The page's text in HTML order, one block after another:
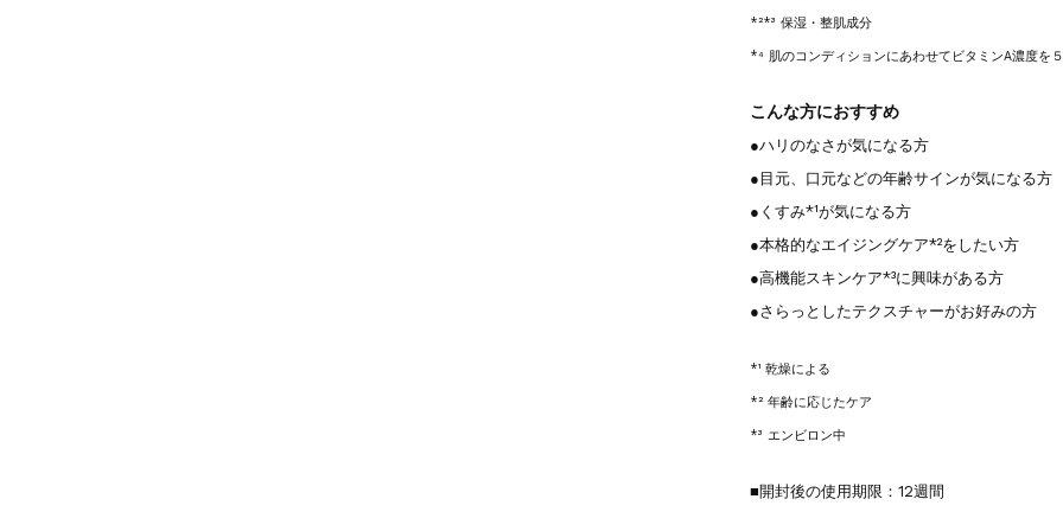
*²*³ 保湿・整肌成分
*⁴ 肌のコンディションにあわせてビタミンA濃度を
こんな方におすすめ
●ハリのなさが気になる方
●目元、口元などの年齢サインが気になる方
●くすみ*¹が気になる方
●本格的なエイジングケア*²をしたい方
●高機能スキンケア*³に興味がある方
●さらっとしたテクスチャーがお好みの方
*¹ 乾燥による
*² 年齢に応じたケア
*³ エンビロン中
■開封後の使用期限：12週間